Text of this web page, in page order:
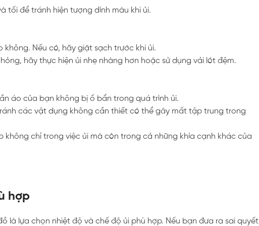
tối để tránh hiện tượng dính màu khi ủi.
Nếu có, hãy giặt sạch trước khi ủi.
hãy thực hiện ủi nhẹ nhàng hơn hoặc sử dụng vải lót đệm.
áo của bạn không bị ố bẩn trong quá trình ủi.
các vật dụng không cần thiết có thể gây mất tập trung trong
chỉ trong việc ủi mà còn trong cả những khía cạnh khác của
hợp
là lựa chọn nhiệt độ và chế độ ủi phù hợp. Nếu bạn đưa ra sai quyết